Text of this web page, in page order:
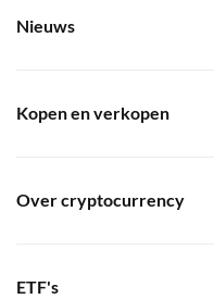
Nieuws
Kopen en verkopen
Over cryptocurrency
ETF's